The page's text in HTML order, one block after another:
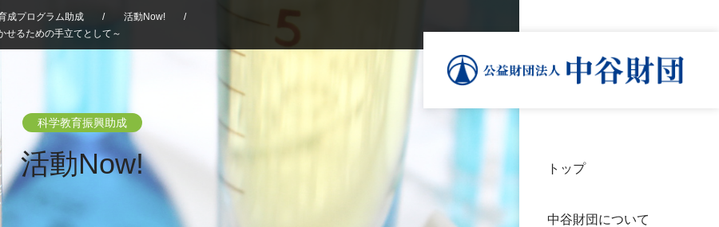
トップ
中谷財団について
成プログラム助成 / 活動Now!
/
せるための手立てとして～
科学教育振興助成
活動Now!